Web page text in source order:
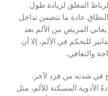
المعلق لزيادة طول
عادة ما تتضمن تداخل
المريض من الألم بعد
للتحكم في الألم، إلا أن
والتعافي.
في شدته من فرد لآخر.
الأدوية المسكنة للألم، مثل